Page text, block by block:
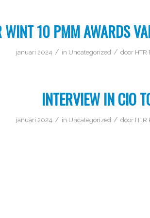
WINT 10 PMM AWARDS
januari 2024 / in Uncategorized / door HTR
INTERVIEW IN CIO
januari 2024 / in Uncategorized / door HTR